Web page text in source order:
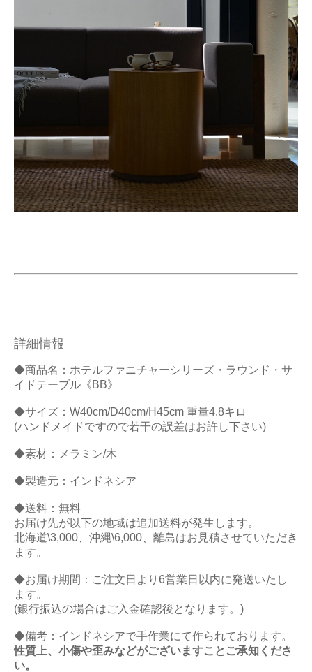
詳細情報
◆商品名：ホテルファニチャーシリーズ・ラウンド・サ
イドテーブル《BB》
◆サイズ：W40cm/D40cm/H45cm 重量4.8キロ
(ハンドメイドですので若干の誤差はお許し下さい)
◆素材：メラミン/木
◆製造元：インドネシア
◆送料：無料
お届け先が以下の地域は追加送料が発生します。
北海道\3,000、沖縄\6,000、離島はお見積させていただき
ます。
◆お届け期間：ご注文日より6営業日以内に発送いたし
ます。
(銀行振込の場合はご入金確認後となります。)
◆備考：インドネシアで手作業にて作られております。
性質上、小傷や歪みなどがございますことご承知くださ
い。